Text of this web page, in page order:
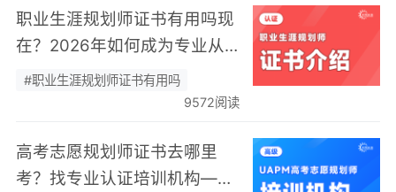
职业生涯规划师证书有用吗现
在？2026年如何成为专业从
业人员？
#职业生涯规划师证书有用吗
9572阅读
高考志愿规划师证书去哪里
考？找专业认证培训机构——